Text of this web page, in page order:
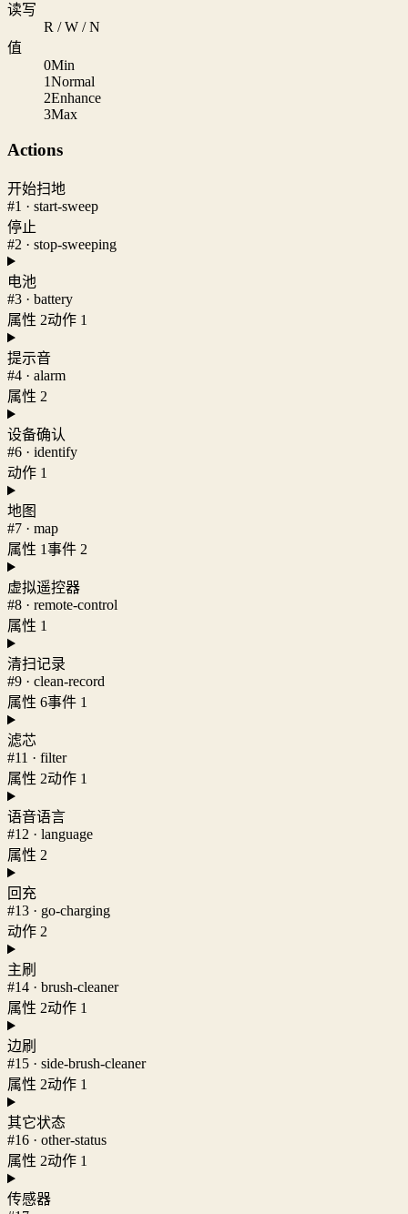
读写
R / W / N
值
0Min
1Normal
2Enhance
3Max
Actions
开始扫地
#1 · start-sweep
停止
#2 · stop-sweeping
电池
#3 · battery
属性 2动作 1
提示音
#4 · alarm
属性 2
设备确认
#6 · identify
动作 1
地图
#7 · map
属性 1事件 2
虚拟遥控器
#8 · remote-control
属性 1
清扫记录
#9 · clean-record
属性 6事件 1
滤芯
#11 · filter
属性 2动作 1
语音语言
#12 · language
属性 2
回充
#13 · go-charging
动作 2
主刷
#14 · brush-cleaner
属性 2动作 1
边刷
#15 · side-brush-cleaner
属性 2动作 1
其它状态
#16 · other-status
属性 2动作 1
传感器